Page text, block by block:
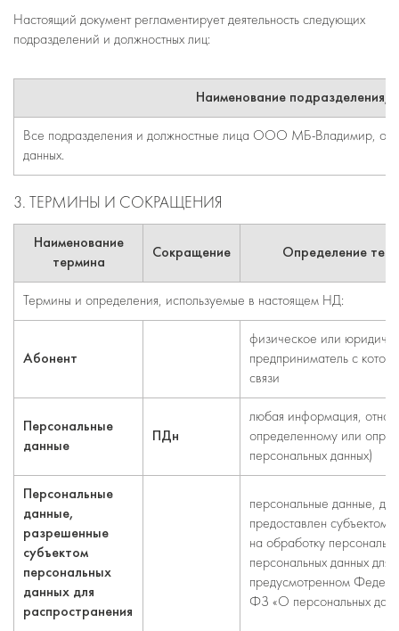
Настоящий документ регламентирует деятельность следующих
подразделений и должностных лиц:
Наименование подразделения/
Все подразделения и должностные лица ООО МБ-Владимир,
данных.
3. ТЕРМИНЫ И СОКРАЩЕНИЯ
Наименование
термина
Сокращение Определение
Термины и определения, используемые в настоящем НД:
Абонент
физическое или
предприниматель с
связи
Персональные
данные
ПДн
любая информация,
определенному или
персональных данных)
Персональные
данные,
разрешенные
субъектом
персональных
данных для
распространения
персональные данные,
предоставлен субъектом
на обработку
персональных данных для
предусмотренном
ФЗ «О персональных